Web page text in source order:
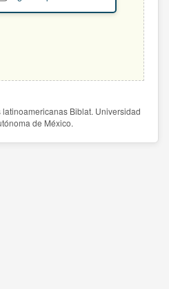
Biblat. Universidad
de México.